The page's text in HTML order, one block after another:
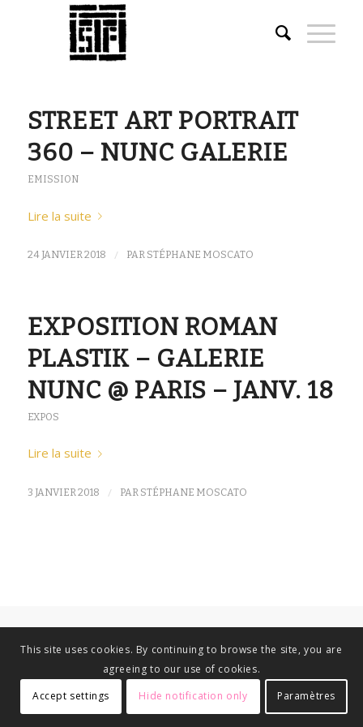
STREET ART PORTRAIT
360 – NUNC GALERIE
EMISSION
Lire la suite
24 JANVIER 2018 / PAR STÉPHANE MOSCATO
EXPOSITION ROMAN
PLASTIK – GALERIE
NUNC @ PARIS – JANV. 18
EXPOS
Lire la suite
3 JANVIER 2018 / PAR STÉPHANE MOSCATO
This site uses cookies. By continuing to browse the site, you are
agreeing to our use of cookies.
Accept settings
Hide notification only Paramètres